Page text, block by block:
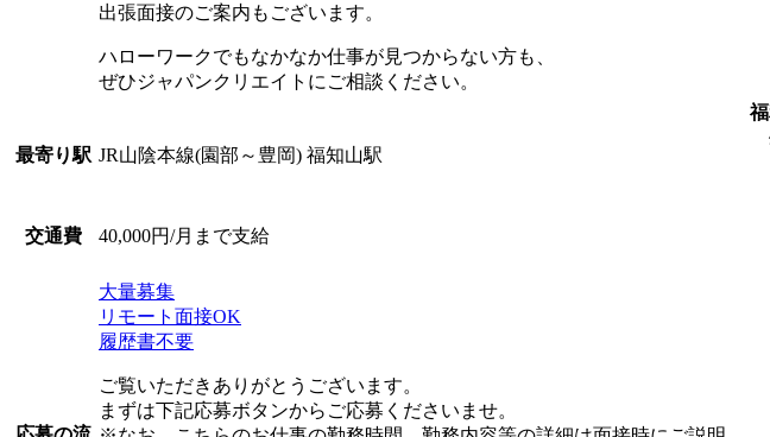
出張面接のご案内もございます。
ハローワークでもなかなか仕事が見つからない方も、
ぜひジャパンクリエイトにご相談ください。
最寄り駅 JR山陰本線(園部～豊岡) 福知山駅
交通費 40,000円/月まで支給
大量募集
リモート面接OK
履歴書不要
ご覧いただきありがとうございます。
まずは下記応募ボタンからご応募くださいませ。